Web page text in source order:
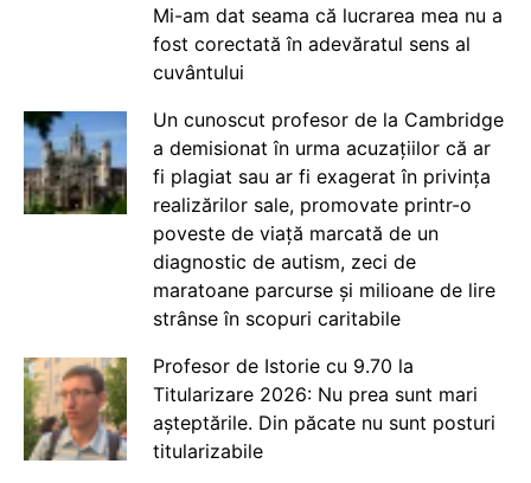
Mi-am dat seama că lucrarea mea nu a
fost corectată în adevăratul sens al
cuvântului
Un cunoscut profesor de la Cambridge
a demisionat în urma acuzațiilor că ar
fi plagiat sau ar fi exagerat în privința
realizărilor sale, promovate printr-o
poveste de viață marcată de un
diagnostic de autism, zeci de
maratoane parcurse și milioane de lire
strânse în scopuri caritabile
Profesor de Istorie cu 9.70 la
Titularizare 2026: Nu prea sunt mari
așteptările. Din păcate nu sunt posturi
titularizabile